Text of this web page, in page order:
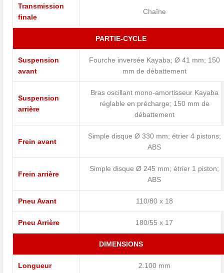
Transmission
finale
Chaîne
PARTIE-CYCLE
Suspension
avant
Fourche inversée Kayaba; Ø 41 mm; 150
mm de débattement
Suspension
arrière
Bras oscillant mono-amortisseur Kayaba
réglable en précharge; 150 mm de
débattement
Frein avant
Simple disque Ø 330 mm; étrier 4 pistons;
ABS
Frein arrière
Simple disque Ø 245 mm; étrier 1 piston;
ABS
Pneu Avant 110/80 x 18
Pneu Arrière 180/55 x 17
DIMENSIONS
Longueur 2.100 mm